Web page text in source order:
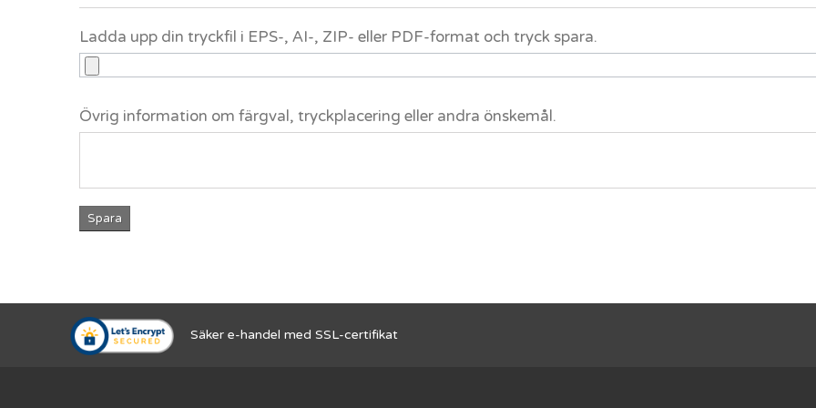
Ladda upp din tryckfil i EPS-, AI-, ZIP- eller PDF-format och tryck spara.
Övrig information om färgval, tryckplacering eller andra önskemål.
Spara
Säker e-handel med SSL-certifikat